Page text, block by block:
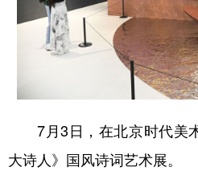
7月3日，在北京时代美
大诗人》国风诗词艺术展。